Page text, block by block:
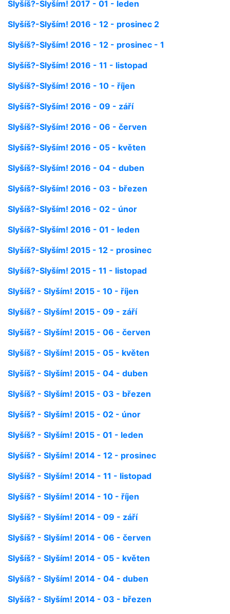
Slyšíš?-Slyším! 2017 - 01 - leden
Slyšíš?-Slyším! 2016 - 12 - prosinec 2
Slyšíš?-Slyším! 2016 - 12 - prosinec - 1
Slyšíš?-Slyším! 2016 - 11 - listopad
Slyšíš?-Slyším! 2016 - 10 - říjen
Slyšíš?-Slyším! 2016 - 09 - září
Slyšíš?-Slyším! 2016 - 06 - červen
Slyšíš?-Slyším! 2016 - 05 - květen
Slyšíš?-Slyším! 2016 - 04 - duben
Slyšíš?-Slyším! 2016 - 03 - březen
Slyšíš?-Slyším! 2016 - 02 - únor
Slyšíš?-Slyším! 2016 - 01 - leden
Slyšíš?-Slyším! 2015 - 12 - prosinec
Slyšíš?-Slyším! 2015 - 11 - listopad
Slyšíš? - Slyším! 2015 - 10 - říjen
Slyšíš? - Slyším! 2015 - 09 - září
Slyšíš? - Slyším! 2015 - 06 - červen
Slyšíš? - Slyším! 2015 - 05 - květen
Slyšíš? - Slyším! 2015 - 04 - duben
Slyšíš? - Slyším! 2015 - 03 - březen
Slyšíš? - Slyším! 2015 - 02 - únor
Slyšíš? - Slyším! 2015 - 01 - leden
Slyšíš? - Slyším! 2014 - 12 - prosinec
Slyšíš? - Slyším! 2014 - 11 - listopad
Slyšíš? - Slyším! 2014 - 10 - říjen
Slyšíš? - Slyším! 2014 - 09 - září
Slyšíš? - Slyším! 2014 - 06 - červen
Slyšíš? - Slyším! 2014 - 05 - květen
Slyšíš? - Slyším! 2014 - 04 - duben
Slyšíš? - Slyším! 2014 - 03 - březen